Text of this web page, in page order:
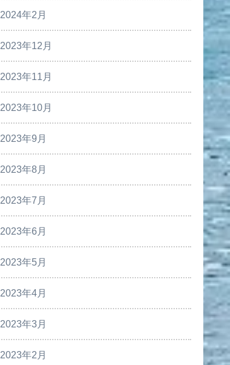
2024年2月
2023年12月
2023年11月
2023年10月
2023年9月
2023年8月
2023年7月
2023年6月
2023年5月
2023年4月
2023年3月
2023年2月